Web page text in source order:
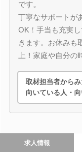
です。
丁寧なサポートが
OK！手当も充実
きます。お休みも
上！家庭や自分の
取材担当者から
向いている人・
求人情報